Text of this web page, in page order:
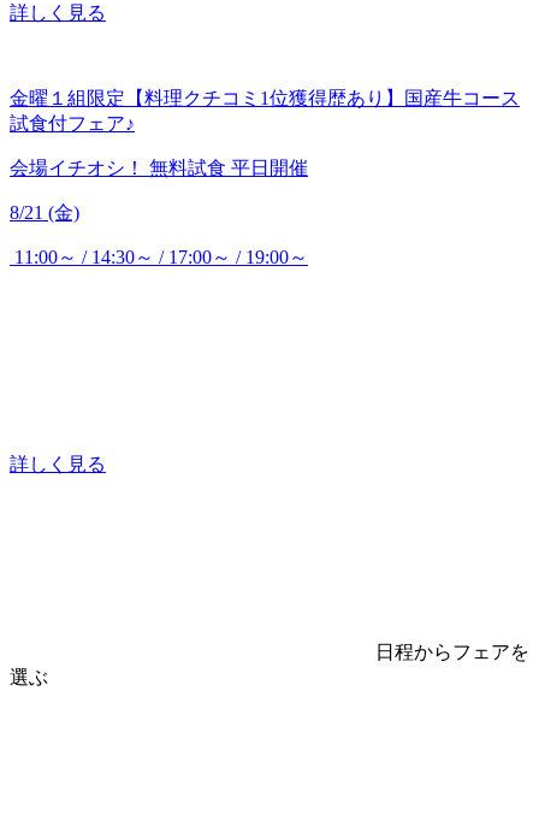
詳しく見る
金曜１組限定【料理クチコミ1位獲得歴あり】国産牛コース
試食付フェア♪
会場イチオシ！ 無料試食 平日開催
8/21 (金)
11:00～ / 14:30～ / 17:00～ / 19:00～
詳しく見る
日程からフェアを
選ぶ